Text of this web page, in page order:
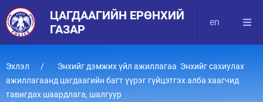
ЦАГДААГИЙН ЕРӨНХИЙ
ГАЗАР
en
Эхлэл
Энхийг дэмжих үйл ажиллагаа Энхийг сахиулах
ажиллагаанд цагдаагийн багт үүрэг гүйцэтгэх алба хаагчид
тавигдах шаардлага, шалгуур